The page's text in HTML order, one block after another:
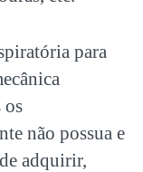
para
os
não possua e
adquirir,